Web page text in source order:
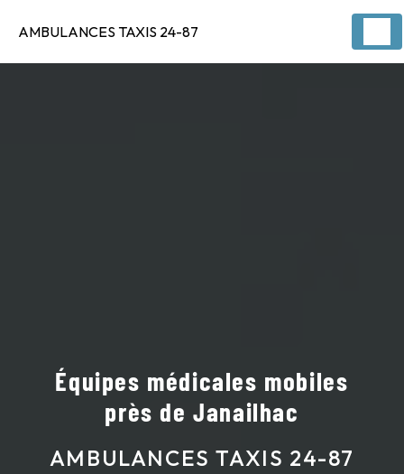
AMBULANCES TAXIS 24-87
Équipes médicales mobiles
près de Janailhac
AMBULANCES TAXIS 24-87